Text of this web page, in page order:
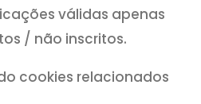
válidas apenas
/ não inscritos.
cookies relacionados